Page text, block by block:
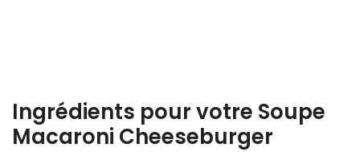
Ingrédients pour votre Soupe
Macaroni Cheeseburger